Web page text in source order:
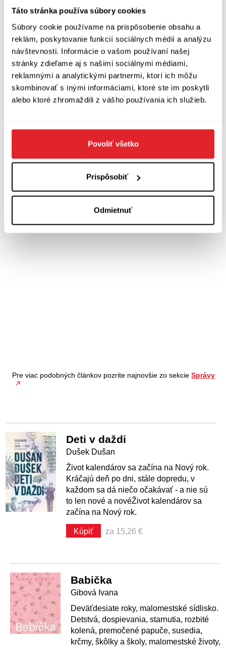
Táto stránka používa súbory cookies
Súbory cookie používame na prispôsobenie obsahu a
reklám, poskytovanie funkcií sociálnych médií a analýzu
návštevnosti. Informácie o vašom používaní našej
stránky zdieľame aj s našimi sociálnymi médiami,
reklamnými a analytickými partnermi, ktorí ich môžu
skombinovať s inými informáciami, ktoré ste im poskytli
alebo ktoré zhromaždili z vášho používania ich služieb.
Povoliť všetko
Prispôsobiť
Odmietnuť
(Informácie sú z tlačovej správy podujatia
Anasoft litera 2024.)
Zobraziť diskusiu Napíšte prvý komentár
Pre viac podobných článkov pozrite najnovšie zo sekcieSprávy
Deti v daždi
Dušek Dušan
Život kalendárov sa začína na Nový rok.
Kráčajú deň po dni, stále dopredu, v
každom sa dá niečo očakávať - a nie sú
to len nové a novéŽivot kalendárov sa
začína na Nový rok.
Kúpiť za 15,26 €
Babička
Gibová Ivana
Deväťdesiate roky, malomestské sídlisko.
Detstvá, dospievania, starnutia, rozbité
kolená, premočené papuče, susedia,
krčmy, škôlky a školy, malomestské životy,